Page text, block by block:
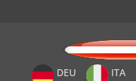
DEU
ITA